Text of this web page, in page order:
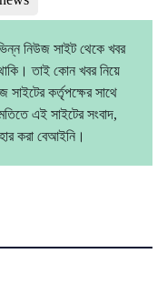
নিউজ সাইট থেকে খবর
তাই কোন খবর নিয়ে
কর্তৃপক্ষের সাথে
এই সাইটের সংবাদ,
করা বেআইনি।